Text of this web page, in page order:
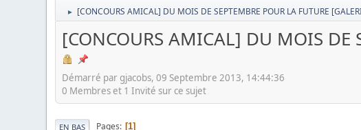
► [CONCOURS AMICAL] DU MOIS DE SEPTEMBRE POUR LA FUTURE
[CONCOURS AMICAL] DU MOIS DE
Démarré par gjacobs, 09 Septembre 2013, 14:44:36
0 Membres et 1 Invité sur ce sujet
EN BAS Pages 1